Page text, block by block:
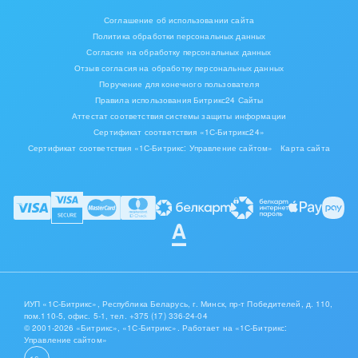
Соглашение об использовании сайта
Политика обработки персональных данных
Согласие на обработку персональных данных
Отзыв согласия на обработку персональных данных
Поручение для конечного пользователя
Правила использования Битрикс24 Сайты
Аттестат соответствия системы защиты информации
Сертификат соответствия «1С-Битрикс24»
Сертификат соответствия «1С-Битрикс: Управление сайтом»
Карта сайта
ИУП «1С-Битрикс», Республика Беларусь, г. Минск, пр-т Победителей, д. 110,
пом.110-5, офис. 5-1,тел. +375 (17) 336-24-04
© 2001-2026 «Битрикс», «1С-Битрикс». Работает на «1С-Битрикс:
Управление сайтом»